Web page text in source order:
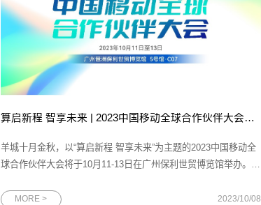
算启新程 智享未来 | 2023中国移动全球合作伙伴大会即将开幕
羊城十月金秋，以“算启新程 智享未来”为主题的2023中国移动全
球合作伙伴大会将于10月11-13日在广州保利世贸博览馆举办。自
了磅礴创新力量，加速了信息产业的演进升级，本届大会中国移
MORE > 2023/10/08